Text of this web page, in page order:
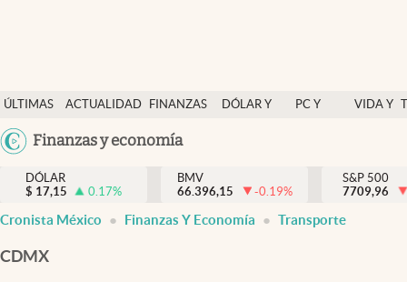
ÚLTIMAS
NOTICIAS
ACTUALIDAD
FINANZAS
DÓLAR Y
PC Y
VIDA Y
México
Finanzas y economía
Actualidad
Finanzas y economía
Dólar y mercados
DÓLAR
$ 17,15 0.17%
BMV
66.396,15
-0.19%
S&P 500
7709,96
Cronista México Finanzas Y Economía Transporte
CDMX